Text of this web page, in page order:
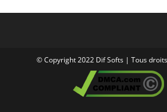
© Copyright 2022 Dif Softs | Tous